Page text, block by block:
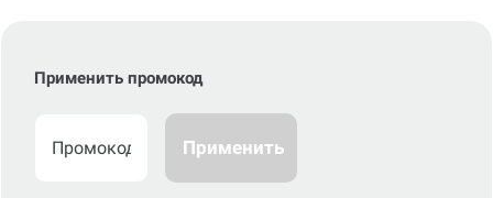
Применить промокод
Применить